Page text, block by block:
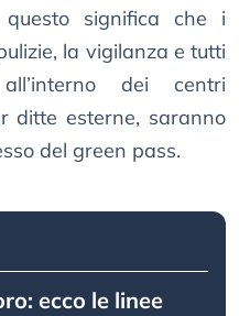
significa che i
la vigilanza e tutti
dei centri
ditte esterne, saranno
del green pass.
ecco le linee